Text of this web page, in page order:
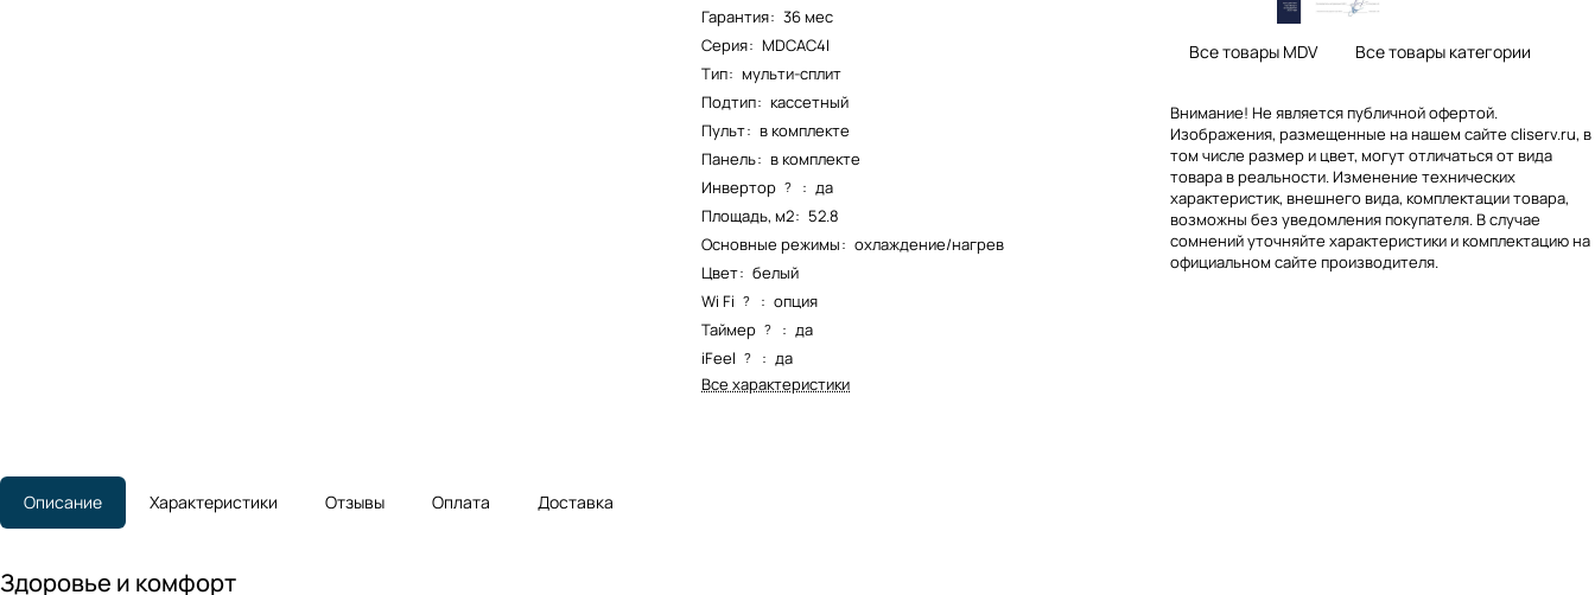
Гарантия: 36 мес
Серия: MDCAC4I
Тип: мульти-сплит
Подтип: кассетный
Пульт: в комплекте
Панель: в комплекте
Инвертор ? : да
Площадь, м2: 52.8
Основные режимы: охлаждение/нагрев
Цвет: белый
Wi Fi ? : опция
Таймер ? : да
iFeel ? : да
Все характеристики
Все товары MDV Все товары категории
Внимание! Не является публичной офертой.
Изображения, размещенные на нашем сайте cliserv.ru, в
том числе размер и цвет, могут отличаться от вида
товара в реальности. Изменение технических
характеристик, внешнего вида, комплектации товара,
возможны без уведомления покупателя. В случае
сомнений уточняйте характеристики и комплектацию на
официальном сайте производителя.
Описание Характеристики Отзывы Оплата Доставка
Здоровье и комфорт